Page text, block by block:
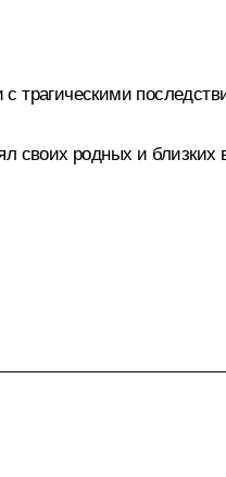
с трагическими
своих родных и